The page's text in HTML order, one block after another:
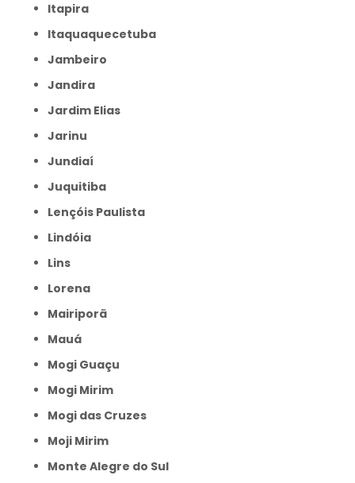
Itapira
Itaquaquecetuba
Jambeiro
Jandira
Jardim Elias
Jarinu
Jundiaí
Juquitiba
Lençóis Paulista
Lindóia
Lins
Lorena
Mairiporã
Mauá
Mogi Guaçu
Mogi Mirim
Mogi das Cruzes
Moji Mirim
Monte Alegre do Sul